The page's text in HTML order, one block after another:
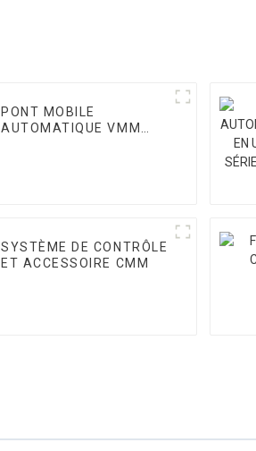
PONT MOBILE
AUTOMATIQUE VMM
SYSTÈME DE CONTRÔLE
ET ACCESSOIRE CMM